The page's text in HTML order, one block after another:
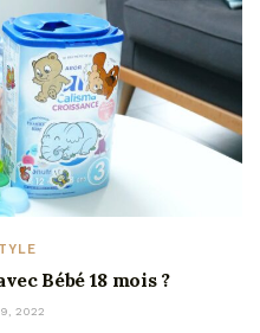
Bébé 18 mois ?
2022